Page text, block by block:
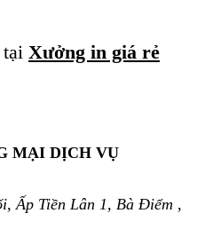
Xưởng in giá rẻ
MẠI DỊCH VỤ
Ấp Tiền Lân 1, Bà Điểm ,